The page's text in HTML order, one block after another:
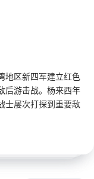
区新四军建立红色
后游击战。杨来西年
士屡次打探到重要敌